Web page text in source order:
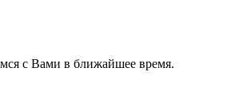
с Вами в ближайшее время.